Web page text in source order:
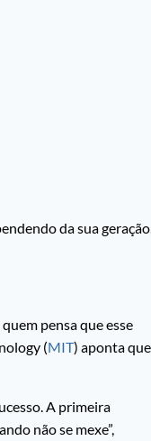
da sua
pensa que esse
(MIT) aponta que
A primeira
não se mexe”,